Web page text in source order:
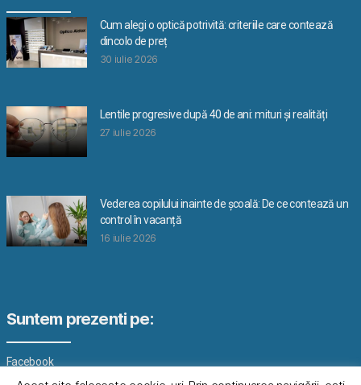
Cum alegi o optică potrivită: criteriile care contează
dincolo de preț
30 iulie 2026
Lentile progresive după 40 de ani: mituri și realități
27 iulie 2026
Vederea copilului inainte de școală: De ce contează un
control în vacanță
16 iulie 2026
Suntem prezenti pe:
Facebook